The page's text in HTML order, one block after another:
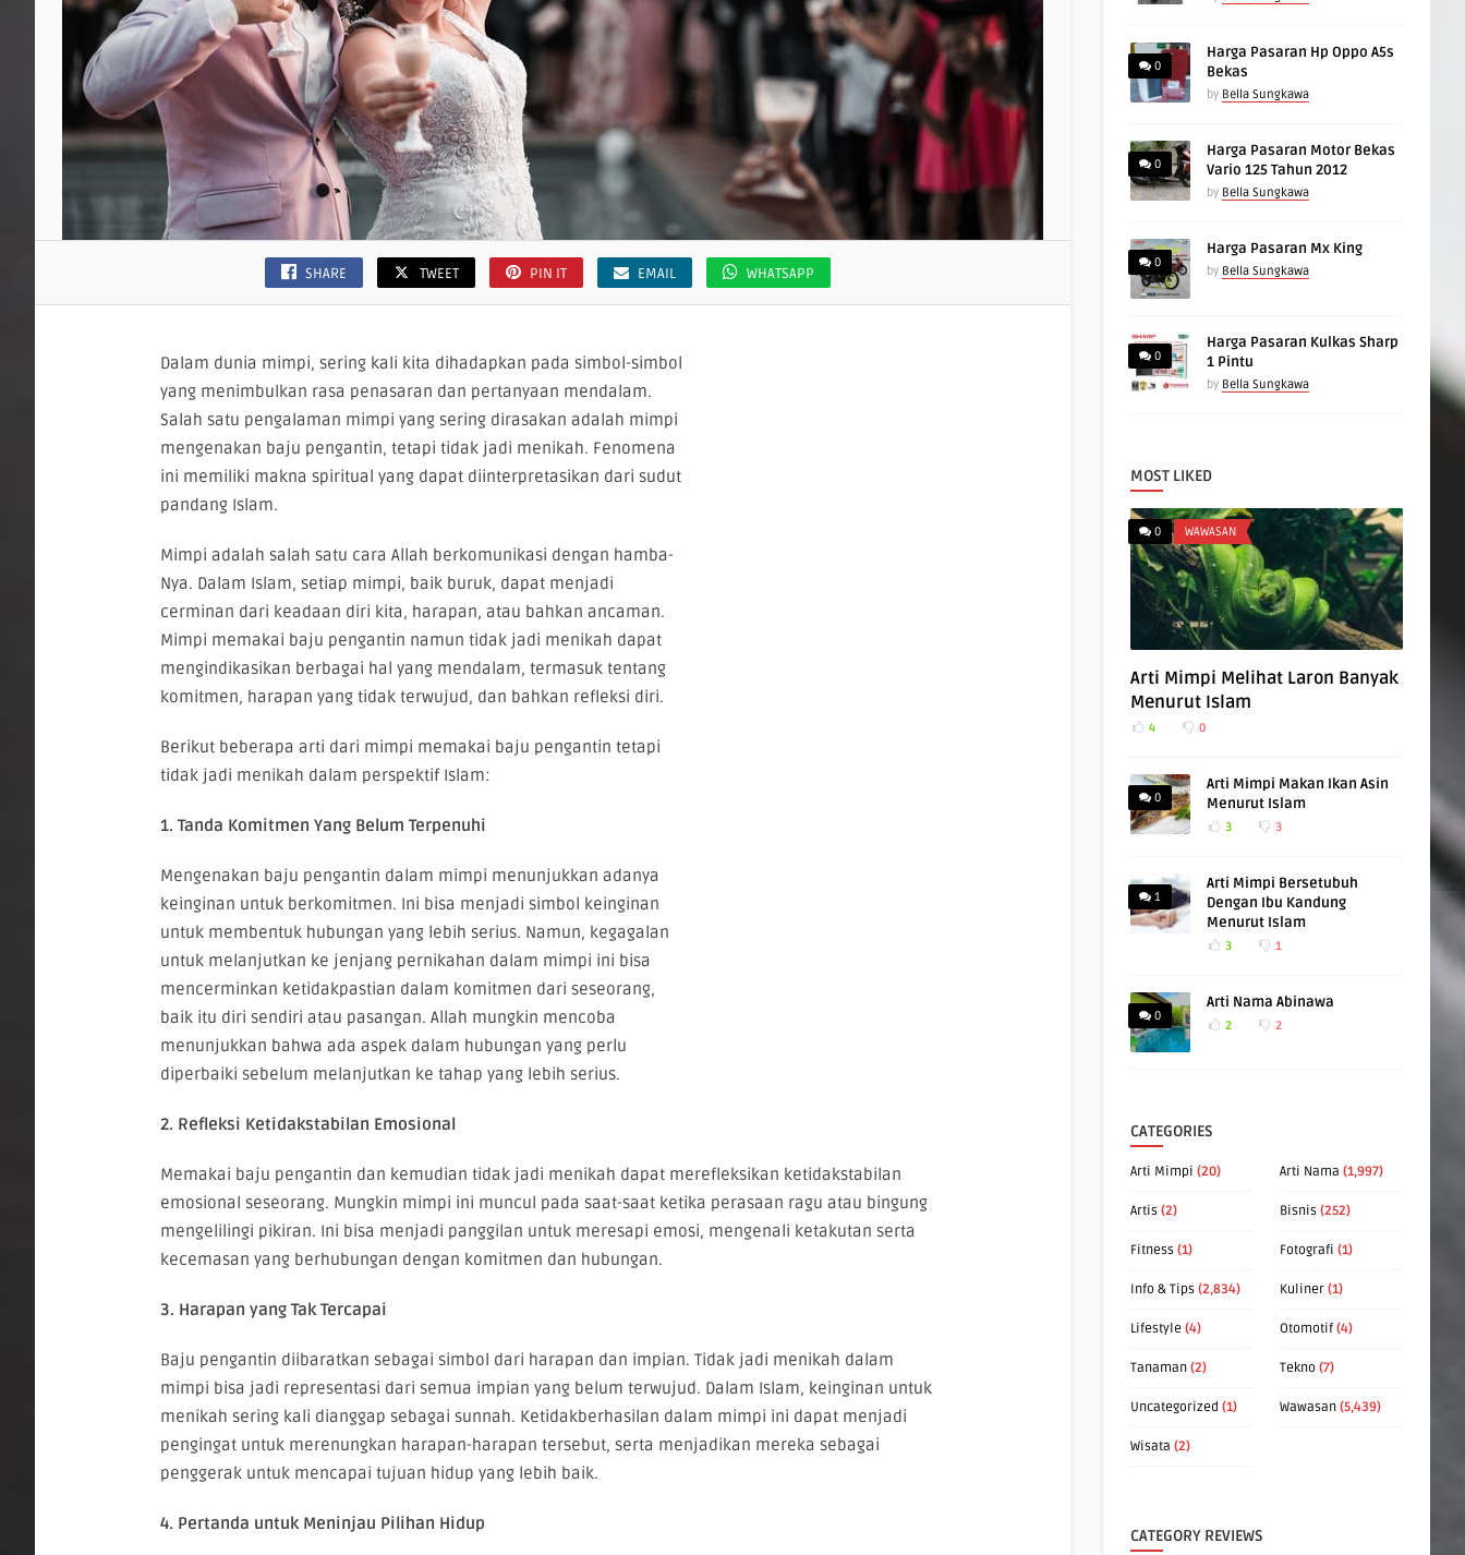
SHARE TWEET PIN IT EMAIL WHATSAPP
Dalam dunia mimpi, sering kali kita dihadapkan pada simbol-simbol
yang menimbulkan rasa penasaran dan pertanyaan mendalam.
Salah satu pengalaman mimpi yang sering dirasakan adalah mimpi
mengenakan baju pengantin, tetapi tidak jadi menikah. Fenomena
ini memiliki makna spiritual yang dapat diinterpretasikan dari sudut
pandang Islam.
Mimpi adalah salah satu cara Allah berkomunikasi dengan hamba-
Nya. Dalam Islam, setiap mimpi, baik buruk, dapat menjadi
cerminan dari keadaan diri kita, harapan, atau bahkan ancaman.
Mimpi memakai baju pengantin namun tidak jadi menikah dapat
mengindikasikan berbagai hal yang mendalam, termasuk tentang
komitmen, harapan yang tidak terwujud, dan bahkan refleksi diri.
Berikut beberapa arti dari mimpi memakai baju pengantin tetapi
tidak jadi menikah dalam perspektif Islam:
1. Tanda Komitmen Yang Belum Terpenuhi
Mengenakan baju pengantin dalam mimpi menunjukkan adanya
keinginan untuk berkomitmen. Ini bisa menjadi simbol keinginan
untuk membentuk hubungan yang lebih serius. Namun, kegagalan
untuk melanjutkan ke jenjang pernikahan dalam mimpi ini bisa
mencerminkan ketidakpastian dalam komitmen dari seseorang,
baik itu diri sendiri atau pasangan. Allah mungkin mencoba
menunjukkan bahwa ada aspek dalam hubungan yang perlu
diperbaiki sebelum melanjutkan ke tahap yang lebih serius.
2. Refleksi Ketidakstabilan Emosional
Memakai baju pengantin dan kemudian tidak jadi menikah dapat merefleksikan ketidakstabilan
emosional seseorang. Mungkin mimpi ini muncul pada saat-saat ketika perasaan ragu atau bingung
mengelilingi pikiran. Ini bisa menjadi panggilan untuk meresapi emosi, mengenali ketakutan serta
kecemasan yang berhubungan dengan komitmen dan hubungan.
3. Harapan yang Tak Tercapai
Baju pengantin diibaratkan sebagai simbol dari harapan dan impian. Tidak jadi menikah dalam
mimpi bisa jadi representasi dari semua impian yang belum terwujud. Dalam Islam, keinginan untuk
menikah sering kali dianggap sebagai sunnah. Ketidakberhasilan dalam mimpi ini dapat menjadi
pengingat untuk merenungkan harapan-harapan tersebut, serta menjadikan mereka sebagai
penggerak untuk mencapai tujuan hidup yang lebih baik.
4. Pertanda untuk Meninjau Pilihan Hidup
0
Harga Pasaran Hp Oppo A5s
Bekas
by Bella Sungkawa
0
Harga Pasaran Motor Bekas
Vario 125 Tahun 2012
by Bella Sungkawa
0
Harga Pasaran Mx King
by Bella Sungkawa
0
Harga Pasaran Kulkas Sharp
1 Pintu
by Bella Sungkawa
MOST LIKED
0 WAWASAN
Arti Mimpi Melihat Laron Banyak
Menurut Islam
4 0
0
Arti Mimpi Makan Ikan Asin
Menurut Islam
3 3
1
Arti Mimpi Bersetubuh
Dengan Ibu Kandung
Menurut Islam
3 1
0
Arti Nama Abinawa
2 2
CATEGORIES
Arti Mimpi (20) Arti Nama (1,997)
Artis (2) Bisnis (252)
Fitness (1) Fotografi (1)
Info & Tips (2,834) Kuliner (1)
Lifestyle (4) Otomotif (4)
Tanaman (2) Tekno (7)
Uncategorized (1) Wawasan (5,439)
Wisata (2)
CATEGORY REVIEWS